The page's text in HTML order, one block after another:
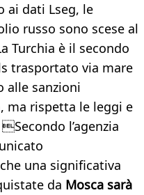
ai dati Lseg, le
russo sono scese al
Turchia è il secondo
trasportato via mare
alle sanzioni
ma rispetta le leggi e
l’agenzia
una significativa
da Mosca sarà